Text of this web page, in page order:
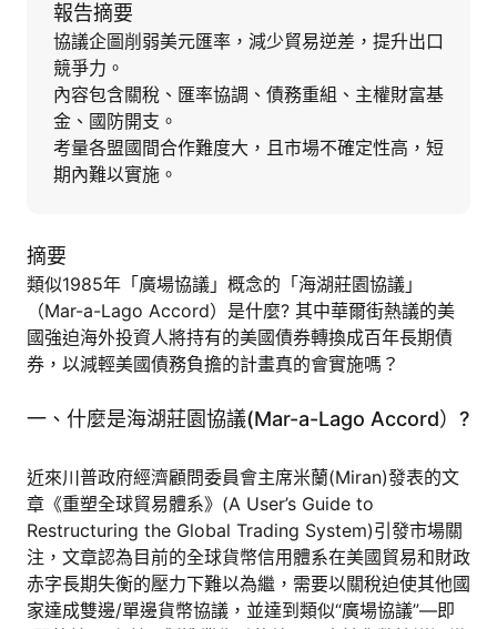
報告摘要
協議企圖削弱美元匯率，減少貿易逆差，提升出口
競爭力。
內容包含關稅、匯率協調、債務重組、主權財富基
金、國防開支。
考量各盟國間合作難度大，且市場不確定性高，短
期內難以實施。
摘要
類似1985年「廣場協議」概念的「海湖莊園協議」
（Mar-a-Lago Accord）是什麼? 其中華爾街熱議的美
國強迫海外投資人將持有的美國債券轉換成百年長期債
券，以減輕美國債務負擔的計畫真的會實施嗎？
一、什麼是海湖莊園協議(Mar-a-Lago Accord）?
近來川普政府經濟顧問委員會主席米蘭(Miran)發表的文
章《重塑全球貿易體系》(A User’s Guide to
Restructuring the Global Trading System)引發市場關
注，文章認為目前的全球貨幣信用體系在美國貿易和財政
赤字長期失衡的壓力下難以為繼，需要以關稅迫使其他國
家達成雙邊/單邊貨幣協議，並達到類似“廣場協議”—即